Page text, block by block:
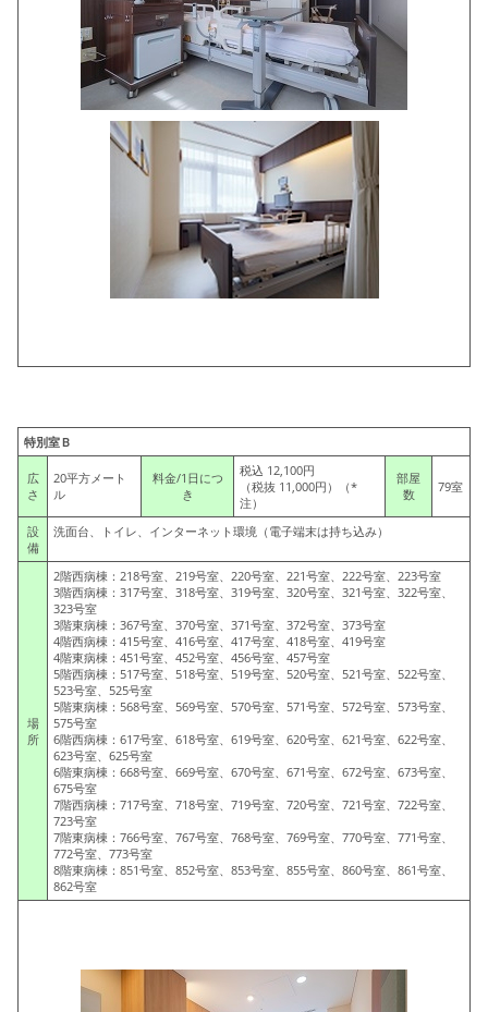
特別室Ｂ
広
さ
20平方メート
ル
料金/1日につ
き
税込 12,100円
（税抜 11,000円）（*
注）
部屋
数
79室
設
備
洗面台、トイレ、インターネット環境（電子端末は持ち込み）
場
所
2階西病棟：218号室、219号室、220号室、221号室、222号室、223号室
3階西病棟：317号室、318号室、319号室、320号室、321号室、322号室、
323号室
3階東病棟：367号室、370号室、371号室、372号室、373号室
4階西病棟：415号室、416号室、417号室、418号室、419号室
4階東病棟：451号室、452号室、456号室、457号室
5階西病棟：517号室、518号室、519号室、520号室、521号室、522号室、
523号室、525号室
5階東病棟：568号室、569号室、570号室、571号室、572号室、573号室、
575号室
6階西病棟：617号室、618号室、619号室、620号室、621号室、622号室、
623号室、625号室
6階東病棟：668号室、669号室、670号室、671号室、672号室、673号室、
675号室
7階西病棟：717号室、718号室、719号室、720号室、721号室、722号室、
723号室
7階東病棟：766号室、767号室、768号室、769号室、770号室、771号室、
772号室、773号室
8階東病棟：851号室、852号室、853号室、855号室、860号室、861号室、
862号室